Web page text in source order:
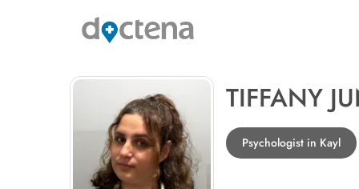
TIFFANY
Psychologist in Kayl